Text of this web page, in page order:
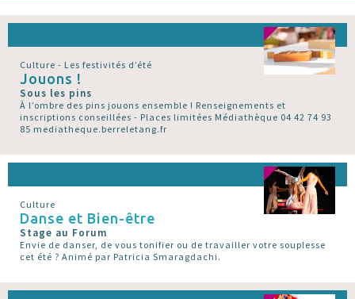
Culture - Les festivités d’été
Jouons !
Sous les pins
À l’ombre des pins jouons ensemble ! Renseignements et
inscriptions conseillées - Places limitées Médiathèque 04 42 74 93
85 mediatheque.berreletang.fr
Culture
Danse et Bien-être
Stage au Forum
Envie de danser, de vous tonifier ou de travailler votre souplesse
cet été ? Animé par Patricia Smaragdachi.